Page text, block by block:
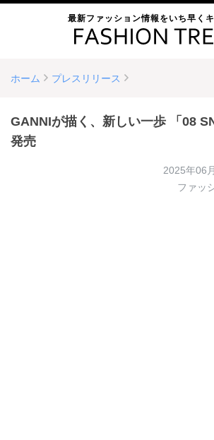
最新ファッション情報をいち早くキ
ホーム プレスリリース
GANNIが描く、新しい一歩 「08
発売
2025年06
ファッ